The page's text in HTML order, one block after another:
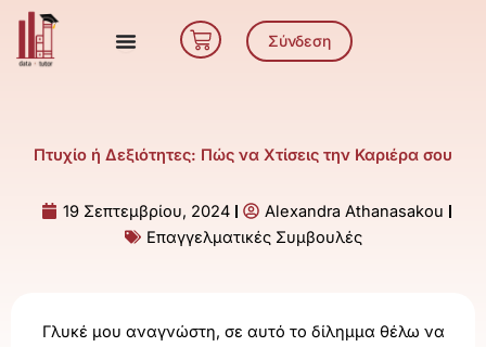
Μετάβαση
περιεχόμενο
Cart Σύνδεση
Πτυχίο ή Δεξιότητες: Πώς να Χτίσεις την Καριέρα σου
19 Σεπτεμβρίου, 2024
Alexandra Athanasakou
Επαγγελματικές Συμβουλές
Γλυκέ μου αναγνώστη, σε αυτό το δίλημμα θέλω να